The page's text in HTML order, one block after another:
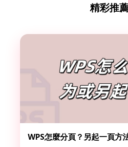
精彩推
WPS怎麼分頁？另起一頁方